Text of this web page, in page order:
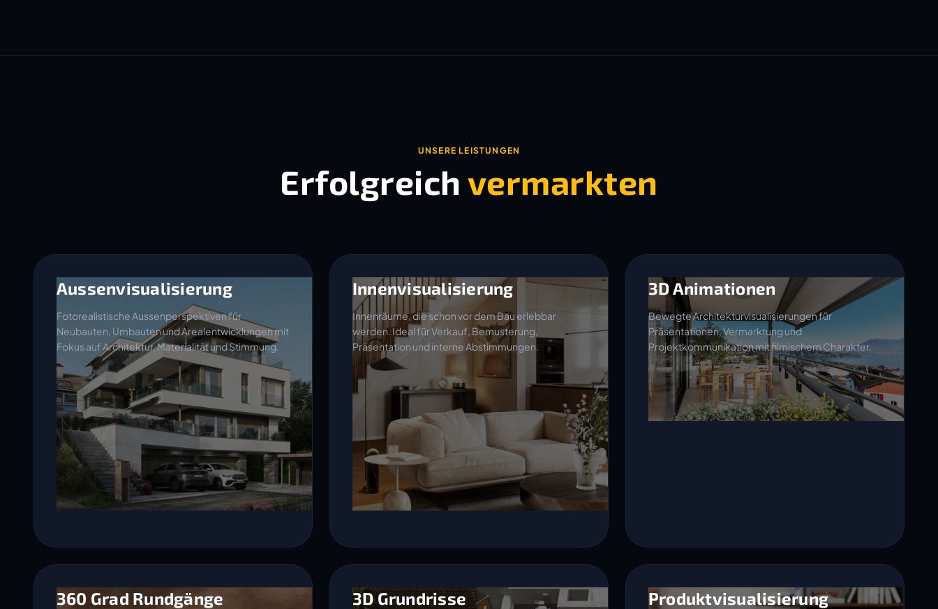
UNSERE LEISTUNGEN
Erfolgreich vermarkten
Aussenvisualisierung
Fotorealistische Aussenperspektiven für
Neubauten, Umbauten und Arealentwicklungen mit
Fokus auf Architektur, Materialität und Stimmung.
Innenvisualisierung
Innenräume, die schon vor dem Bau erlebbar
werden. Ideal für Verkauf, Bemusterung,
Präsentation und interne Abstimmungen.
3D Animationen
Bewegte Architekturvisualisierungen für
Präsentationen, Vermarktung und
Projektkommunikation mit filmischem Charakter.
360 Grad Rundgänge 3D Grundrisse Produktvisualisierung